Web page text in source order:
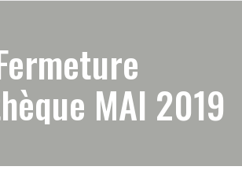
MAI 2019